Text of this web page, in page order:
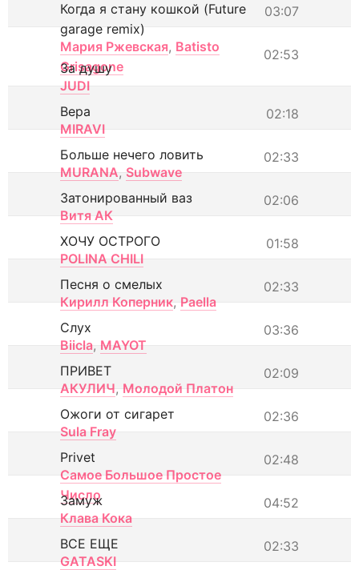
03:07
Когда я стану кошкой (Future
garage remix)
Мария Ржевская, Batisto
Grisagone
02:53
За душу
JUDI
02:18
Вера
MIRAVI
02:33
Больше нечего ловить
MURANA, Subwave
02:06
Затонированный ваз
Витя АК
01:58
ХОЧУ ОСТРОГО
POLINA CHILI
02:33
Песня о смелых
Кирилл Коперник, Paella
03:36
Слух
Biicla, MAYOT
02:09
ПРИВЕТ
АКУЛИЧ, Молодой Платон
02:36
Ожоги от сигарет
Sula Fray
02:48
Privet
Самое Большое Простое
Число
04:52
Замуж
Клава Кока
02:33
ВСЕ ЕЩЕ
GATASKI